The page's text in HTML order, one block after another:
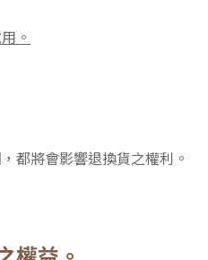
。
都將會影響退換貨之權利。